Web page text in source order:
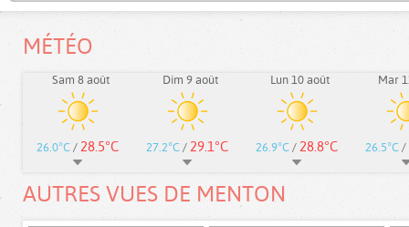
MÉTÉO
Sam 8 août
26.0°C / 28.5°C
Dim 9 août
27.2°C / 29.1°C
Lun 10 août
26.9°C / 28.8°C
Mar
26.5°C /
AUTRES VUES DE MENTON